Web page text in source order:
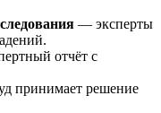
— эксперты
отчёт с
принимает решение